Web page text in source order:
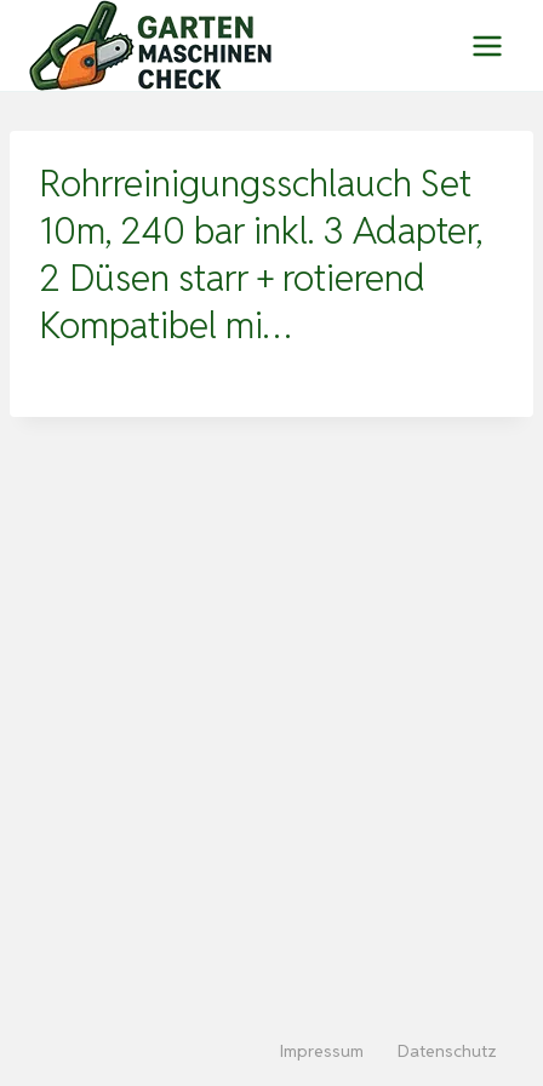
Inhalt
springen
Rohrreinigungsschlauch Set
10m, 240 bar inkl. 3 Adapter,
2 Düsen starr + rotierend
Kompatibel mi…
Impressum Datenschutz